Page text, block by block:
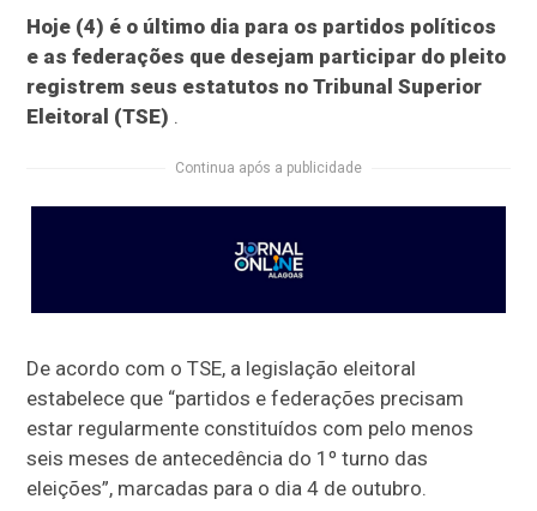
Hoje (4) é o último dia para os partidos políticos
e as federações que desejam participar do pleito
registrem seus estatutos no Tribunal Superior
Eleitoral (TSE) .
Continua após a publicidade
De acordo com o TSE, a legislação eleitoral
estabelece que “partidos e federações precisam
estar regularmente constituídos com pelo menos
seis meses de antecedência do 1º turno das
eleições”, marcadas para o dia 4 de outubro.